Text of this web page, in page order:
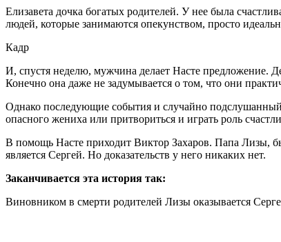
Елизавета дочка богатых родителей. У нее была
людей, которые занимаются опекунством, просто
Кадр
И, спустя неделю, мужчина делает Насте предложение.
Конечно она даже не задумывается о том, что они
Однако последующие события и случайно
опасного жениха или притвориться и играть роль
В помощь Насте приходит Виктор Захаров. Папа Лизы,
является Сергей. Но доказательств у него никаких нет.
Заканчивается эта история так:
Виновником в смерти родителей Лизы оказывается